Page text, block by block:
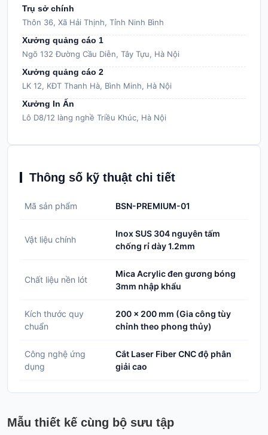
Trụ sở chính
Thôn 36, Xã Hải Thịnh, Tỉnh Ninh Bình
Xưởng quảng cáo 1
Ngõ 132 Đường Cầu Diễn, Tây Tựu, Hà Nội
Xưởng quảng cáo 2
LK 12, KĐT Thanh Hà, Bình Minh, Hà Nội
Xưởng In Ấn
Lô D8/12 làng nghề Triều Khúc, Hà Nội
Thông số kỹ thuật chi tiết
Mã sản phẩm BSN-PREMIUM-01
Vật liệu chính
Inox SUS 304 nguyên tấm
chống rỉ dày 1.2mm
Chất liệu nền lót
Mica Acrylic đen gương bóng
3mm nhập khẩu
Kích thước quy
chuẩn
200 x 200 mm (Gia công tùy
chỉnh theo phong thủy)
Công nghệ ứng
dụng
Cắt Laser Fiber CNC độ phân
giải cao
Mẫu thiết kế cùng bộ sưu tập